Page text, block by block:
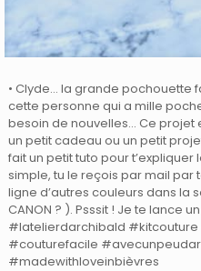
• Clyde… la grande pochouette
cette personne qui a mille
besoin de nouvelles… Ce projet
un petit cadeau ou un petit
fait un petit tuto pour
simple, tu le reçois par mail par
ligne d’autres couleurs dans
CANON ? ). Psssit ! Je te lance
#latelierdarchibald
#couturefacile
#madewithloveinbièvres